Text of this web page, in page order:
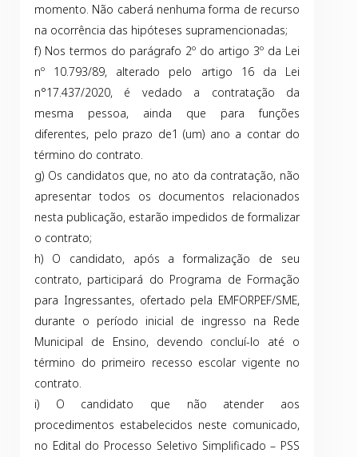
momento. Não caberá nenhuma forma de recurso
na ocorrência das hipóteses supramencionadas;
f) Nos termos do parágrafo 2º do artigo 3º da Lei
nº 10.793/89, alterado pelo artigo 16 da Lei
n°17.437/2020, é vedado a contratação da
mesma pessoa, ainda que para funções
diferentes, pelo prazo de1 (um) ano a contar do
término do contrato.
g) Os candidatos que, no ato da contratação, não
apresentar todos os documentos relacionados
nesta publicação, estarão impedidos de formalizar
o contrato;
h) O candidato, após a formalização de seu
contrato, participará do Programa de Formação
para Ingressantes, ofertado pela EMFORPEF/SME,
durante o período inicial de ingresso na Rede
Municipal de Ensino, devendo concluí-lo até o
término do primeiro recesso escolar vigente no
contrato.
i) O candidato que não atender aos
procedimentos estabelecidos neste comunicado,
no Edital do Processo Seletivo Simplificado – PSS